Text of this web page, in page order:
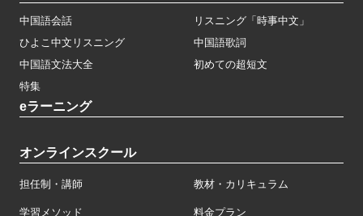
中国語会話
リスニング「時事中文」
ひよこ中文リスニング
中国語歌詞
中国語文法大全
初めての超短文
特集
eラーニング
オンラインスクール
担任制・講師 教材・カリキュラム
学習メソッド 料金プラン